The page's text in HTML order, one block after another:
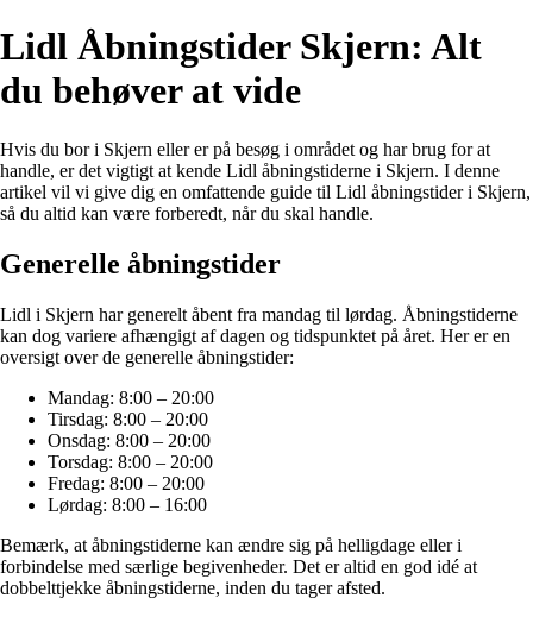
Lidl Åbningstider Skjern: Alt
du behøver at vide
Hvis du bor i Skjern eller er på besøg i området og har brug for at
handle, er det vigtigt at kende Lidl åbningstiderne i Skjern. I denne
artikel vil vi give dig en omfattende guide til Lidl åbningstider i Skjern,
så du altid kan være forberedt, når du skal handle.
Generelle åbningstider
Lidl i Skjern har generelt åbent fra mandag til lørdag. Åbningstiderne
kan dog variere afhængigt af dagen og tidspunktet på året. Her er en
oversigt over de generelle åbningstider:
Mandag: 8:00 – 20:00
Tirsdag: 8:00 – 20:00
Onsdag: 8:00 – 20:00
Torsdag: 8:00 – 20:00
Fredag: 8:00 – 20:00
Lørdag: 8:00 – 16:00
Bemærk, at åbningstiderne kan ændre sig på helligdage eller i
forbindelse med særlige begivenheder. Det er altid en god idé at
dobbelttjekke åbningstiderne, inden du tager afsted.